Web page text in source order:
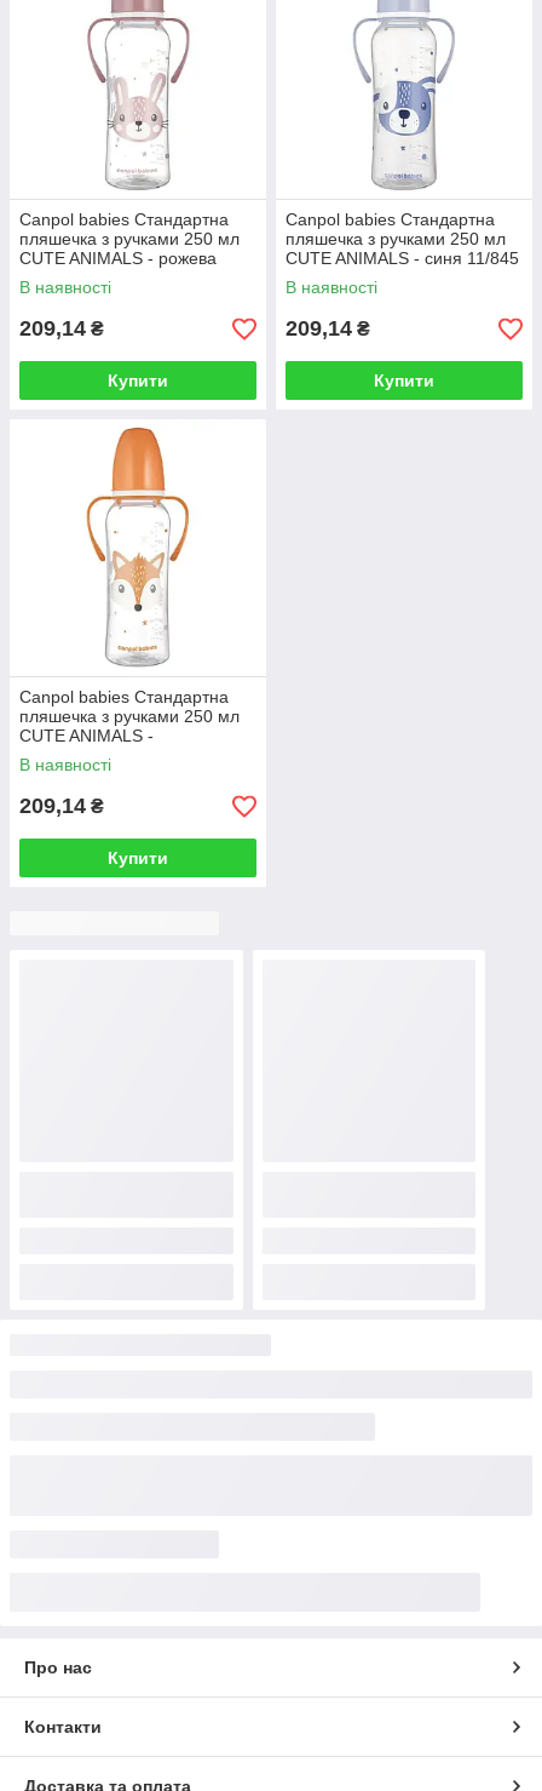
Canpol babies Стандартна
пляшечка з ручками 250 мл
CUTE ANIMALS - рожева
11/845
В наявності
209,14 ₴
Купити
Canpol babies Стандартна
пляшечка з ручками 250 мл
CUTE ANIMALS - синя 11/845
В наявності
209,14 ₴
Купити
Canpol babies Стандартна
пляшечка з ручками 250 мл
CUTE ANIMALS -
помаранчева 11/845
В наявності
209,14 ₴
Купити
Про нас
Контакти
Доставка та оплата